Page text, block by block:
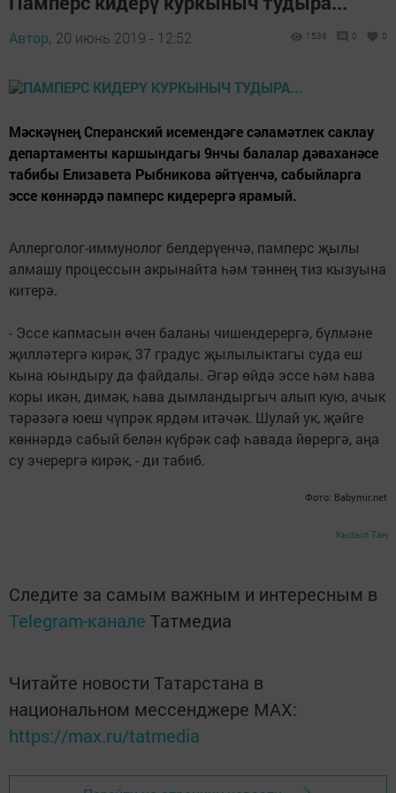
Автор, 20 июнь 2019 - 12:52 1536 0 0
Мәскәүнең Сперанский исемендәге сәламәтлек саклау
департаменты каршындагы 9нчы балалар дәваханәсе
табибы Елизавета Рыбникова әйтүенчә, сабыйларга
эссе көннәрдә памперс кидерергә ярамый.
Аллерголог-иммунолог белдерүенчә, памперс җылы
алмашу процессын акрынайта һәм тәннең тиз кызуына
китерә.
- Эссе капмасын өчен баланы чишендерергә, бүлмәне
җилләтергә кирәк, 37 градус җылылыктагы суда еш
кына юындыру да файдалы. Әгәр өйдә эссе һәм һава
коры икән, димәк, һава дымландыргыч алып кую, ачык
тәрәзәгә юеш чүпрәк ярдәм итәчәк. Шулай ук, җәйге
көннәрдә сабый белән күбрәк саф һавада йөрергә, аңа
су эчерергә кирәк, - ди табиб.
Фото: Babymir.net
Кызыл Таң
Следите за самым важным и интересным в
Telegram-канале Татмедиа
Читайте новости Татарстана в
национальном мессенджере MАХ:
https://max.ru/tatmedia